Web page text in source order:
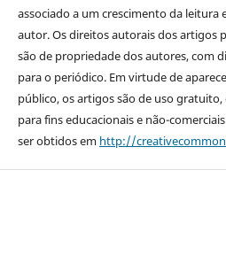
associado a um crescimento da leitura
autor. Os direitos autorais dos artigos
são de propriedade dos autores, com
para o periódico. Em virtude de
público, os artigos são de uso
para fins educacionais e não-
ser obtidos em http://